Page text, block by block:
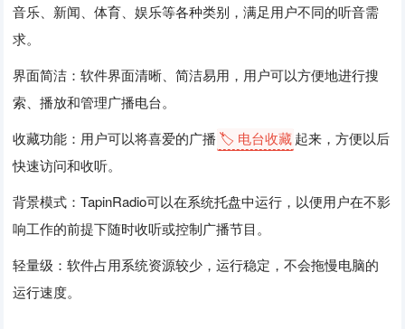
音乐、新闻、体育、娱乐等各种类别，满足用户不同的听音需
求。
界面简洁：软件界面清晰、简洁易用，用户可以方便地进行搜
索、播放和管理广播电台。
收藏功能：用户可以将喜爱的广播 🏷️ 电台收藏起来，方便以后
快速访问和收听。
背景模式：TapinRadio可以在系统托盘中运行，以便用户在不影
响工作的前提下随时收听或控制广播节目。
轻量级：软件占用系统资源较少，运行稳定，不会拖慢电脑的
运行速度。